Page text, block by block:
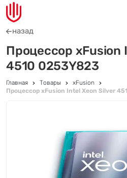
назад
Процессор xFusion
4510 0253Y823
Главная Товары
xFusion
Процессор xFusion Intel Xeon Silver